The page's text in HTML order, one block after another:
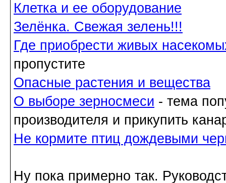
Клетка и ее оборудование
Зелёнка. Свежая зелень!!!
Где приобрести живых
пропустите
Опасные растения и вещества
О выборе зерносмеси - тема
производителя и прикупить
Не кормите птиц дождевыми
Ну пока примерно так.